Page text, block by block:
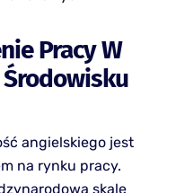
Pracy W
angielskiego jest
na rynku pracy.
skalę